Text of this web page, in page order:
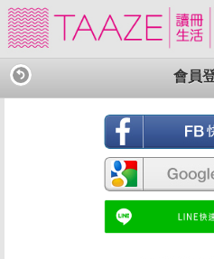
會員